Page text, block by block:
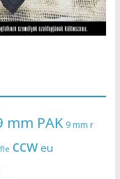
mm PAK 9 mm r
ccw eu